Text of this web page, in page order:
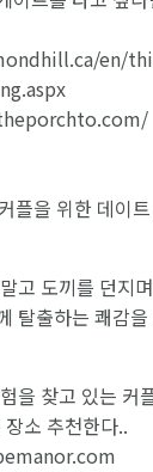
en/
플을 위한 데이
고 도끼를 던지
탈출하는 쾌감
을 찾고 있는 커
소 추천한다..